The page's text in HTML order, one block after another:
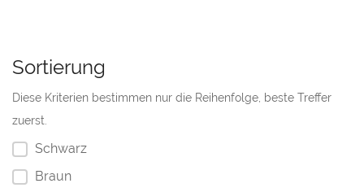
Sortierung
Diese Kriterien bestimmen nur die Reihenfolge, beste Treffer
zuerst.
Schwarz
Braun